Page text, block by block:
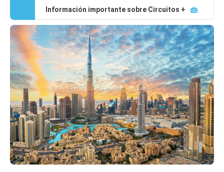
Información importante sobre Circuitos +